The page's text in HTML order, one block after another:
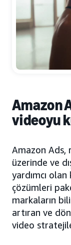
Amazon
videoyu
Amazon Ads,
üzerinde ve
yardımcı
çözümleri
markaların
artıran ve
video